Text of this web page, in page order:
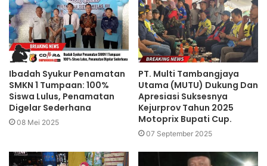
Ibadah Syukur Penamatan
SMKN 1 Tumpaan: 100%
Siswa Lulus, Penamatan
Digelar Sederhana
08 Mei 2025
PT. Multi Tambangjaya
Utama (MUTU) Dukung Dan
Apresiasi Suksesnya
Kejurprov Tahun 2025
Motoprix Bupati Cup.
07 September 2025